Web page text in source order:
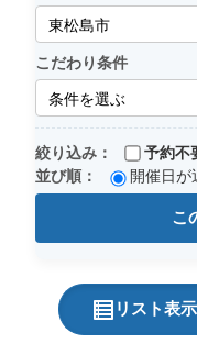
こだわり条件
絞り込み： 予約不
並び順：
開催日が
こ
リスト表示